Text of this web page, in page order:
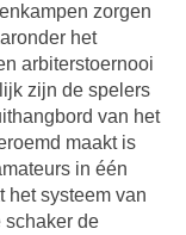
zorgen
het
arbiterstoernooi
zijn de spelers
van het
maakt is
in één
het systeem van
schaker de